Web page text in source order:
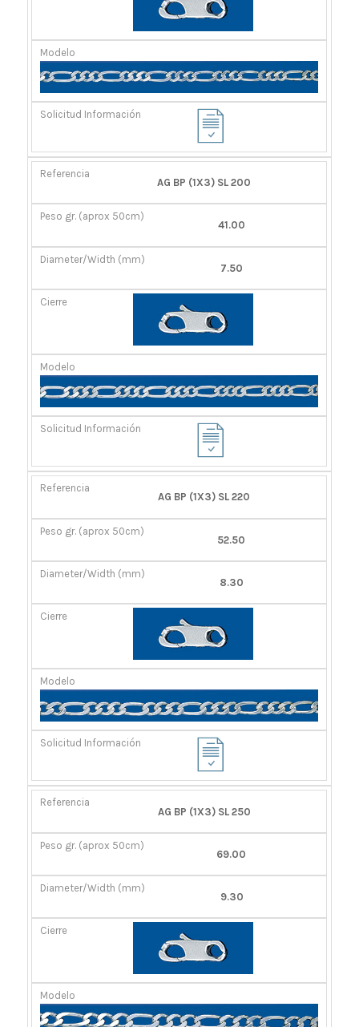
AG BP (1X3) SL 200
41.00
7.50
AG BP (1X3) SL 220
52.50
8.30
AG BP (1X3) SL 250
69.00
9.30